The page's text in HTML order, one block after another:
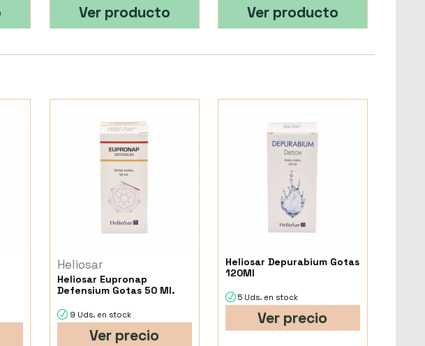
Ver producto Ver producto
Heliosar
Heliosar Eupronap
Defensium Gotas 50 Ml.
9 Uds. en stock
Ver precio
Heliosar Depurabium Gotas
120Ml
5 Uds. en stock
Ver precio